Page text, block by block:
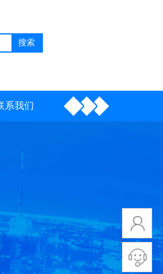
搜索
系我们